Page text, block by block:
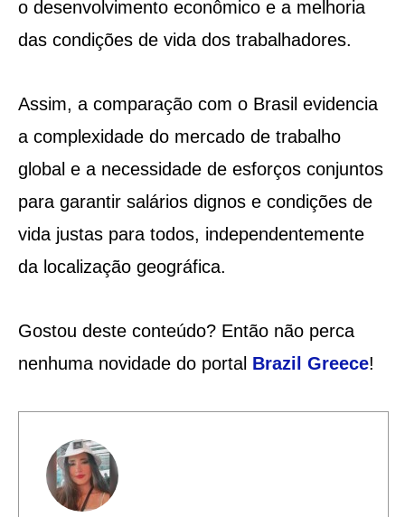
o desenvolvimento econômico e a melhoria
das condições de vida dos trabalhadores.
Assim, a comparação com o Brasil evidencia
a complexidade do mercado de trabalho
global e a necessidade de esforços conjuntos
para garantir salários dignos e condições de
vida justas para todos, independentemente
da localização geográfica.
Gostou deste conteúdo? Então não perca
nenhuma novidade do portal Brazil Greece!